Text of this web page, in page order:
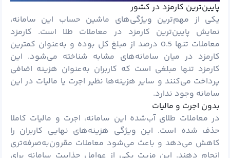
پایین‌ترین کارمزد در کشور
یکی از مهم‌ترین ویژگی‌های ماشین حساب این سامانه،
نمایش پایین‌ترین کارمزد در معاملات طلا است. کارمزد
معاملات تنها 0.5 درصد از مبلغ کل بوده و به‌عنوان کمترین
کارمزد در میان سامانه‌های مشابه شناخته می‌شود. این
کارمزد تنها مبلغی است که کاربران به‌عنوان هزینه اضافی
پرداخت می‌کنند و سایر هزینه‌ها نظیر اجرت یا مالیات در این
سامانه وجود ندارد.
بدون اجرت و مالیات
در معاملات طلای آب‌شده این سامانه، اجرت و مالیات کاملا
حذف شده است. این ویژگی هزینه‌های نهایی کاربران را
کاهش می‌دهد و باعث می‌شود معاملات مقرون‌به‌صرفه‌تری